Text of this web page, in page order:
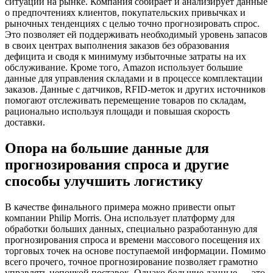
о предпочтениях клиентов, покупательских привычках и
рыночных тенденциях с целью точно прогнозировать спрос.
Это позволяет ей поддерживать необходимый уровень запасов
в своих центрах выполнения заказов без образования
дефицита и сводя к минимуму избыточные затраты на их
обслуживание. Кроме того, Amazon использует большие
данные для управления складами и в процессе комплектации
заказов. Данные с датчиков, RFID-меток и других источников
помогают отслеживать перемещение товаров по складам,
рационально используя площади и повышая скорость
доставки.
Опора на большие данные для
прогнозирования спроса и другие
способы улучшить логистику
В качестве финального примера можно привести опыт
компании Philip Morris. Она использует платформу для
обработки больших данных, специально разработанную для
прогнозирования спроса и времени массового посещения их
торговых точек на основе поступаемой информации. Помимо
всего прочего, точное прогнозирование позволяет грамотно